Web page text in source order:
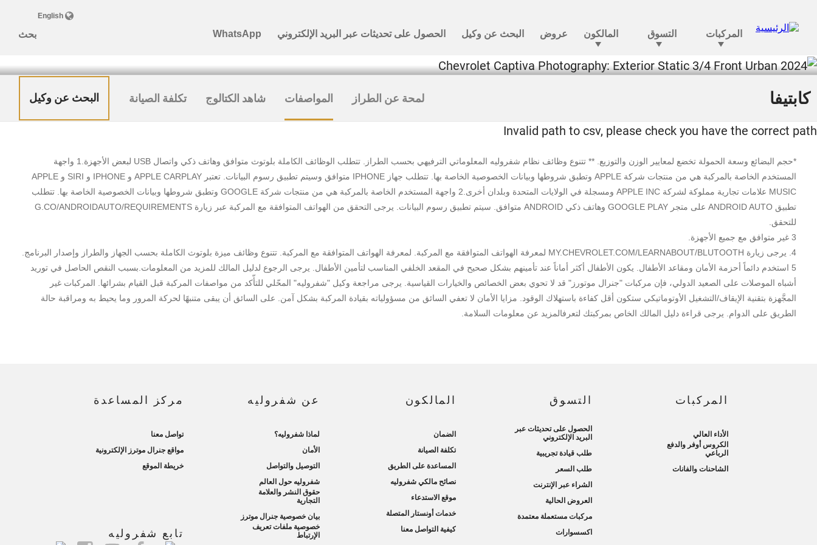
كابتيفاكابتيفا لمحة عن الطراز المواصفات شاهد الكتالوج تكلفة الصيانة البحث عن وكيل
Invalid path to csv, please check you have the correct path
*حجم البضائع وسعة الحمولة تخضع لمعايير الوزن والتوزيع. ** تتنوع وظائف نظام شفروليه المعلوماتي الترفيهي بحسب الطراز. تتطلب الوظائف الكاملة بلوتوث متوافق وهاتف ذكي واتصال USB لبعض الأجهزة.1 واجهة
المستخدم الخاصة بالمركبة هي من منتجات شركة APPLE وتطبق شروطها وبيانات الخصوصية الخاصة بها. تتطلب جهاز IPHONE متوافق وسيتم تطبيق رسوم البيانات. تعتبر APPLE CARPLAY و IPHONE و SIRI و APPLE
MUSIC علامات تجارية مملوكة لشركة APPLE INC ومسجلة في الولايات المتحدة وبلدان أخرى.2 واجهة المستخدم الخاصة بالمركبة هي من منتجات شركة GOOGLE وتطبق شروطها وبيانات الخصوصية الخاصة بها. تتطلب
تطبيق ANDROID AUTO على متجر GOOGLE PLAY وهاتف ذكي ANDROID متوافق. سيتم تطبيق رسوم البيانات. يرجى التحقق من الهواتف المتوافقة مع المركبة عبر زيارة G.CO/ANDROIDAUTO/REQUIREMENTS
للتحقق.
3 غير متوافق مع جميع الأجهزة.
4. يرجى زيارة MY.CHEVROLET.COM/LEARNABOUT/BLUTOOTH لمعرفة الهواتف المتوافقة مع المركبة. لمعرفة الهواتف المتوافقة مع المركبة. تتنوع وظائف ميزة بلوتوث الكاملة بحسب الجهاز والطراز وإصدار البرنامج.
5 استخدم دائماً أحزمة الأمان ومقاعد الأطفال. يكون الأطفال أكثر أماناً عند تأمينهم بشكل صحيح في المقعد الخلفي المناسب لتأمين الأطفال. يرجى الرجوع لدليل المالك للمزيد من المعلومات.بسبب النقص الحاصل في توريد
أشباه الموصلات على الصعيد الدولي، فإن مركبات "جنرال موتورز" قد لا تحوي بعض الخصائص والخيارات القياسية. يرجى مراجعة وكيل "شفروليه" المحّلي للتأّكد من مواصفات المركبة قبل القيام بشرائها. المركبات غير
المجَّهزة بتقنية الإيقاف/التشغيل الأوتوماتيكي ستكون أقل كفاءة باستهلاك الوقود. مزايا الأمان لا تعفي السائق من مسؤولياته بقيادة المركبة بشكل آمن. على السائق أن يبقى متنبهًا لحركة المرور وما يحيط به ومراقبة حالة
الطريق على الدوام. يرجى قراءة دليل المالك الخاص بمركبتك لتعرفالمزيد عن معلومات السلامة.